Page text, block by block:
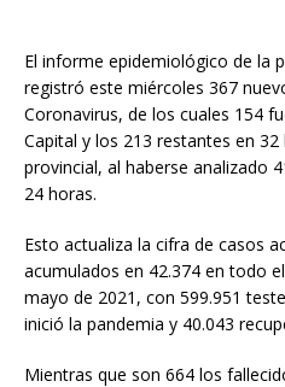
El informe epidemiológico de la
registró este miércoles 367
Coronavirus, de los cuales 154
Capital y los 213 restantes en
provincial, al haberse analizado
24 horas.
Esto actualiza la cifra de casos
acumulados en 42.374 en todo
mayo de 2021, con 599.951
inició la pandemia y 40.043
Mientras que son 664 los